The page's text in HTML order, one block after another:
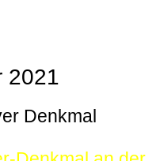
2021
Denkmal